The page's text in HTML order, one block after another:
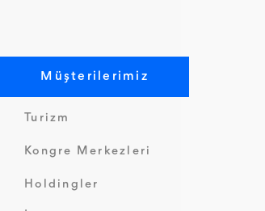
Müşterilerimiz
Turizm
Kongre Merkezleri
Holdingler